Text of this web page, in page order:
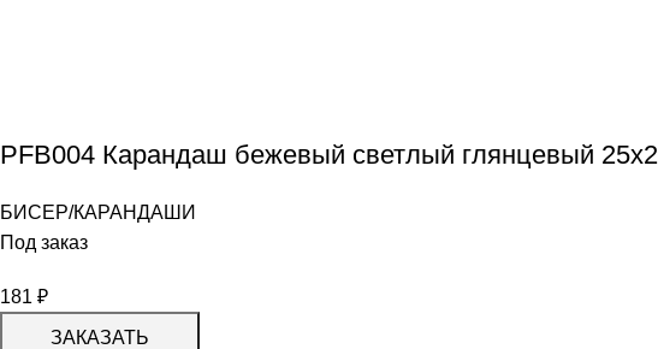
PFB004 Карандаш бежевый светлый глянцевый 25х2
БИСЕР/КАРАНДАШИ
Под заказ
181 ₽
ЗАКАЗАТЬ